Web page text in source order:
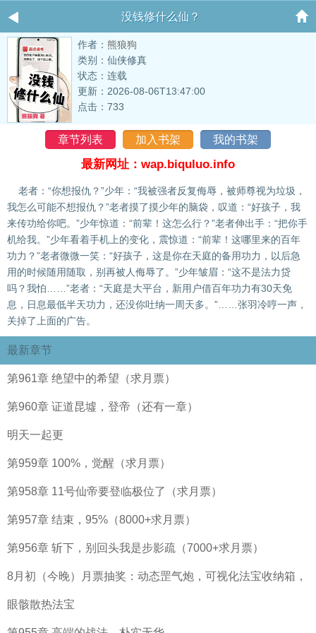
没钱修什么仙？
作者： 熊狼狗
类别：仙侠修真
状态：连载
更新：2026-08-06T13:47:00
点击：733
章节列表 加入书架 我的书架
最新网址：wap.biquluo.info
老者：“你想报仇？”少年：“我被强者反复侮辱，被师尊视为垃圾，
我怎么可能不想报仇？”老者摸了摸少年的脑袋，叹道：“好孩子，我
来传功给你吧。”少年惊道：“前辈！这怎么行？”老者伸出手：“把你手
机给我。”少年看着手机上的变化，震惊道：“前辈！这哪里来的百年
功力？”老者微微一笑：“好孩子，这是你在天庭的备用功力，以后急
用的时候随用随取，别再被人侮辱了。”少年皱眉：“这不是法力贷
吗？我怕……”老者：“天庭是大平台，新用户借百年功力有30天免
息，日息最低半天功力，还没你吐纳一周天多。”……张羽冷哼一声，
关掉了上面的广告。
最新章节
第961章 绝望中的希望（求月票）
第960章 证道昆墟，登帝（还有一章）
明天一起更
第959章 100%，觉醒（求月票）
第958章 11号仙帝要登临极位了（求月票）
第957章 结束，95%（8000+求月票）
第956章 斩下，别回头我是步影疏（7000+求月票）
8月初（今晚）月票抽奖：动态罡气炮，可视化法宝收纳箱，
眼骸散热法宝